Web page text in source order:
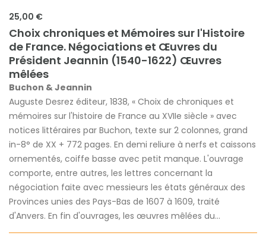
25,00 €
Choix chroniques et Mémoires sur l'Histoire
de France. Négociations et Œuvres du
Président Jeannin (1540-1622) Œuvres
mêlées
Buchon & Jeannin
Auguste Desrez éditeur, 1838, « Choix de chroniques et
mémoires sur l'histoire de France au XVIIe siècle » avec
notices littéraires par Buchon, texte sur 2 colonnes, grand
in-8° de XX + 772 pages. En demi reliure à nerfs et caissons
ornementés, coiffe basse avec petit manque. L'ouvrage
comporte, entre autres, les lettres concernant la
négociation faite avec messieurs les états généraux des
Provinces unies des Pays-Bas de 1607 à 1609, traité
d'Anvers. En fin d'ouvrages, les œuvres mêlées du...